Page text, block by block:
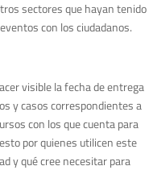
sectores que hayan tenido
con los ciudadanos.
visible la fecha de entrega
y casos correspondientes a
con los que cuenta para
por quienes utilicen este
y qué cree necesitar para